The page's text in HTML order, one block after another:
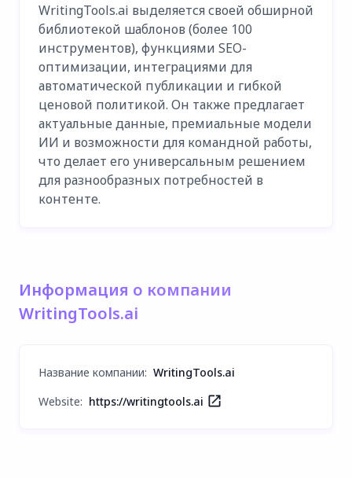
WritingTools.ai выделяется своей обширной
библиотекой шаблонов (более 100
инструментов), функциями SEO-
оптимизации, интеграциями для
автоматической публикации и гибкой
ценовой политикой. Он также предлагает
актуальные данные, премиальные модели
ИИ и возможности для командной работы,
что делает его универсальным решением
для разнообразных потребностей в
контенте.
Информация о компании
WritingTools.ai
Название компании: WritingTools.ai
Website: https://writingtools.ai